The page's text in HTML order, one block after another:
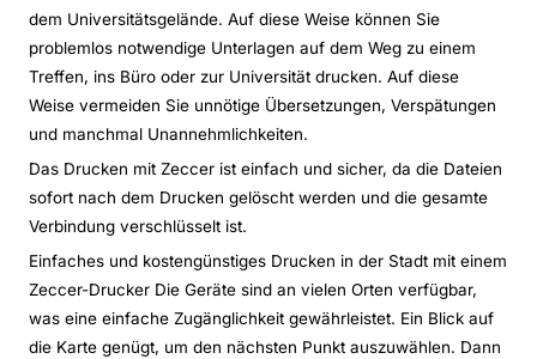
dem Universitätsgelände. Auf diese Weise können Sie
problemlos notwendige Unterlagen auf dem Weg zu einem
Treffen, ins Büro oder zur Universität drucken. Auf diese
Weise vermeiden Sie unnötige Übersetzungen, Verspätungen
und manchmal Unannehmlichkeiten.
Das Drucken mit Zeccer ist einfach und sicher, da die Dateien
sofort nach dem Drucken gelöscht werden und die gesamte
Verbindung verschlüsselt ist.
Einfaches und kostengünstiges Drucken in der Stadt mit einem
Zeccer-Drucker Die Geräte sind an vielen Orten verfügbar,
was eine einfache Zugänglichkeit gewährleistet. Ein Blick auf
die Karte genügt, um den nächsten Punkt auszuwählen. Dann